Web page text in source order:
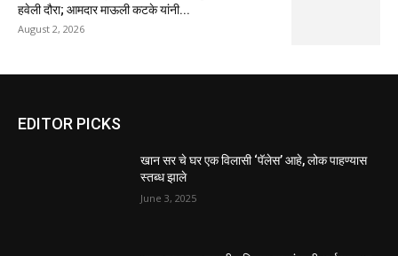
हवेली दौरा; आमदार माऊली कटके यांनी...
August 2, 2026
EDITOR PICKS
खान सर चे घर एक विलासी ‘पॅलेस’ आहे, लोक पाहण्यास
स्तब्ध झाले
June 3, 2025